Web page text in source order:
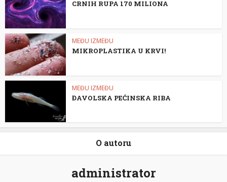
CRNIH RUPA 170 MILIONA
MEĐU IZMEĐU
MIKROPLASTIKA U KRVI!
MEĐU IZMEĐU
ĐAVOLSKA PEĆINSKA RIBA
O autoru
administrator